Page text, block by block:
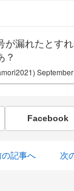
が漏れたとす
？
Facebook
記事へ 次